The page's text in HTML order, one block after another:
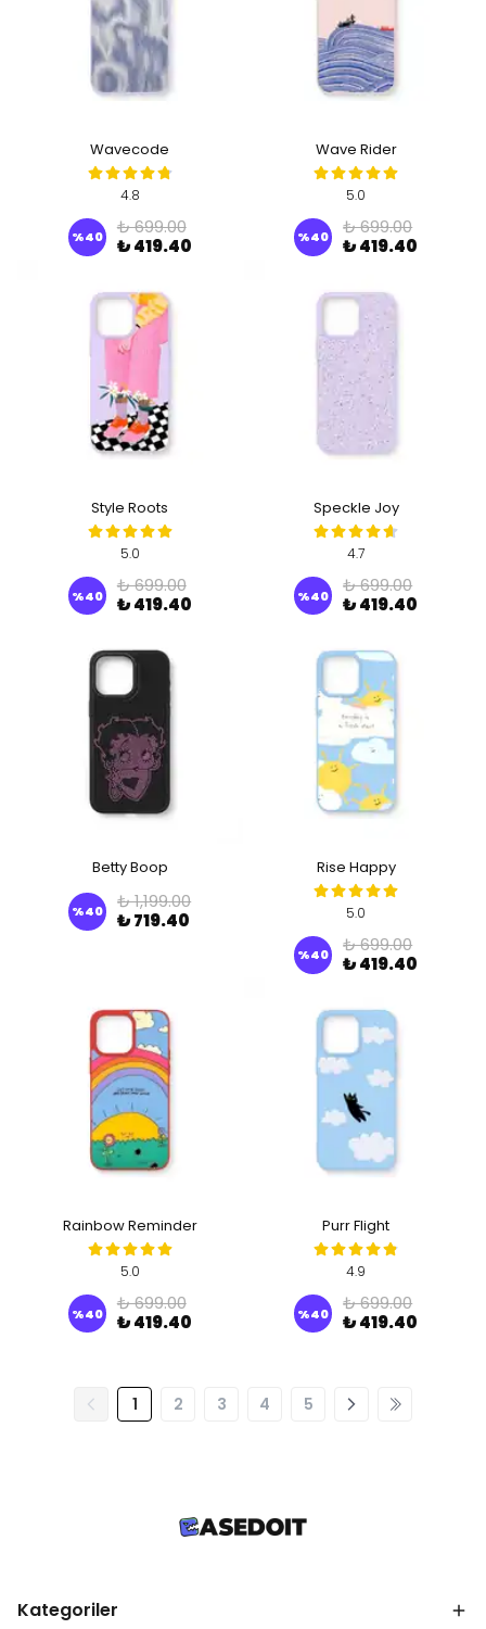
Wavecode
4.8
%40
₺ 699.00
₺ 419.40
Wave Rider
5.0
%40
₺ 699.00
₺ 419.40
Style Roots
5.0
%40
₺ 699.00
₺ 419.40
Speckle Joy
4.7
%40
₺ 699.00
₺ 419.40
Betty Boop
%40
₺ 1,199.00
₺ 719.40
Rise Happy
5.0
%40
₺ 699.00
₺ 419.40
Rainbow Reminder
5.0
%40
₺ 699.00
₺ 419.40
Purr Flight
4.9
%40
₺ 699.00
₺ 419.40
1 2 3 4 5
Kategoriler